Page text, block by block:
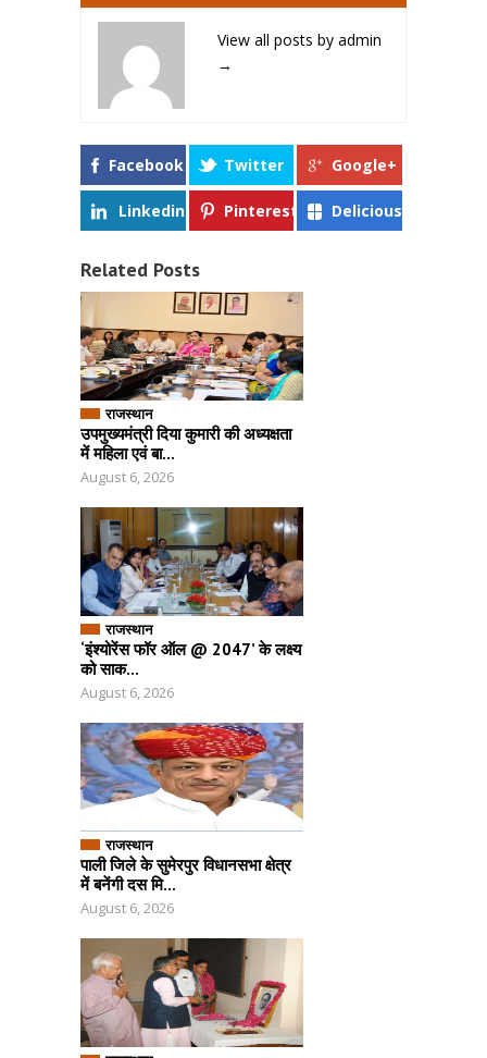
View all posts by admin
→
Facebook Twitter Google+
Linkedin Pinterest Delicious
Related Posts
राजस्थान
उपमुख्यमंत्री दिया कुमारी की अध्यक्षता
में महिला एवं बा...
August 6, 2026
राजस्थान
‘इंश्योरेंस फॉर ऑल @ 2047’ के लक्ष्य
को साक...
August 6, 2026
राजस्थान
पाली जिले के सुमेरपुर विधानसभा क्षेत्र
में बनेंगी दस मि...
August 6, 2026